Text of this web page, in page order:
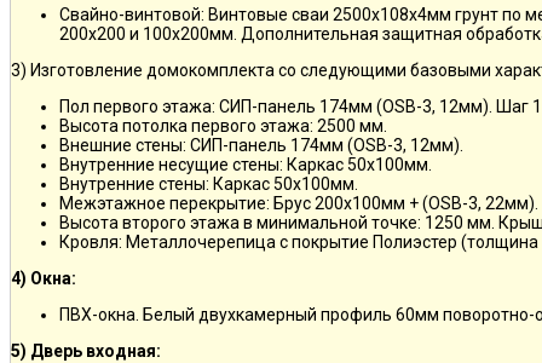
Свайно-винтовой: Винтовые сваи 2500х108х4мм грунт по
200х200 и 100х200мм. Дополнительная защитная
3) Изготовление домокомплекта со следующими базовыми
Пол первого этажа: СИП-панель 174мм (OSB-3, 12мм). Шаг
Высота потолка первого этажа: 2500 мм.
Внешние стены: СИП-панель 174мм (OSB-3, 12мм).
Внутренние несущие стены: Каркас 50х100мм.
Внутренние стены: Каркас 50х100мм.
Межэтажное перекрытие: Брус 200х100мм + (OSB-3, 22мм).
Высота второго этажа в минимальной точке: 1250 мм.
Кровля: Металлочерепица с покрытие Полиэстер
4) Окна:
ПВХ-окна. Белый двухкамерный профиль 60мм поворотно-
5) Дверь входная: